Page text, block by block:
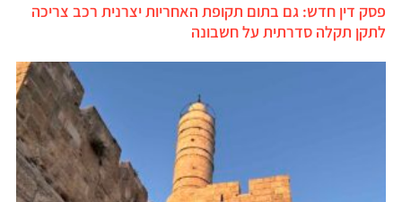
פסק דין חדש: גם בתום תקופת האחריות יצרנית רכב צריכה
לתקן תקלה סדרתית על חשבונה